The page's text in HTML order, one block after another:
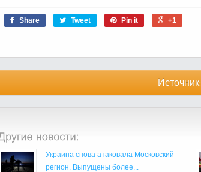
Share Tweet Pin it +1
Источник:
Украина снова атаковала Московский
регион. Выпущены более...